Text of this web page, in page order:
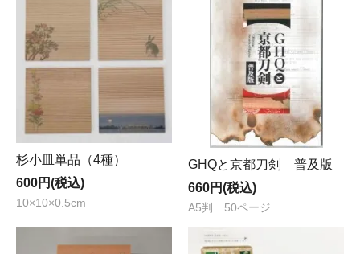
杉小皿単品（4種）
600円(税込)
10×10×0.5cm
GHQと京都刀剣 普及版
660円(税込)
A5判 50ページ